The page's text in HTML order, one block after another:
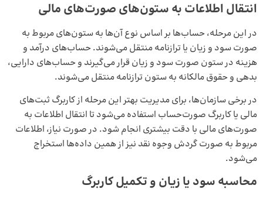
انتقال اطلاعات به ستون‌های صورت‌های مالی
در این مرحله، حساب‌ها بر اساس نوع آن‌ها به ستون‌های مربوط به
صورت سود و زیان یا ترازنامه منتقل می‌شوند. حساب‌های درآمد و
هزینه در ستون صورت سود و زیان قرار می‌گیرند و حساب‌های دارایی،
بدهی و حقوق مالکانه به ستون ترازنامه منتقل می‌شوند.
در برخی سازمان‌ها، برای مدیریت بهتر این مرحله از کاربرگ ثبت‌های
مالی یا کاربرگ صورت‌حساب استفاده می‌شود تا انتقال اطلاعات به
صورت‌های مالی با دقت بیشتری انجام شود. در صورت نیاز، اطلاعات
مربوط به صورت گردش وجوه نقد نیز از همین داده‌ها استخراج
می‌شود.
محاسبه سود یا زیان و تکمیل کاربرگ